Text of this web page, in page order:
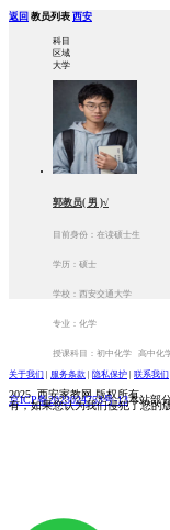
返回 教员列表 西安
科目
区域
大学
郭教员( 男 )√
目前身份：在读硕士生
学历：硕士
学校：西安交通大学
专业：化学
授课科目：初中化学 高中
关于我们 服务条款 隐私保护 联系我们
2025 西安家教网 版权所有
京ICP备2023024753号-13本站部
有，如果您认为我们侵犯了您的